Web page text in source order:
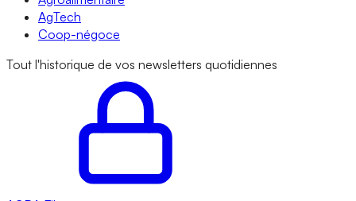
AgTech
Coop-négoce
Tout l'historique de vos newsletters quotidiennes